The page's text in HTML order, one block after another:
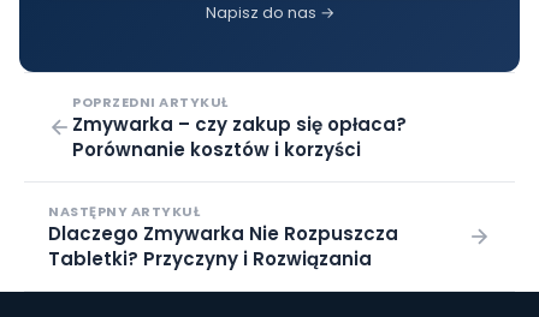
Napisz do nas →
POPRZEDNI ARTYKUŁ
Zmywarka – czy zakup się opłaca?
Porównanie kosztów i korzyści
NASTĘPNY ARTYKUŁ
Dlaczego Zmywarka Nie Rozpuszcza
Tabletki? Przyczyny i Rozwiązania